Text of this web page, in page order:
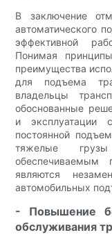
В заключение
автоматического
эффективной
Понимая
преимущества
для подъема
владельцы
обоснованные
и эксплуатации
постоянной
тяжелые
обеспечиваемым
являются
автомобильных
- Повышение
обслуживания